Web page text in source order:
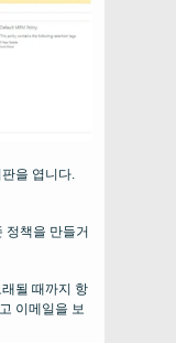
을 엽니다.
정책을 만들거
될 때까지 항
이메일을 보